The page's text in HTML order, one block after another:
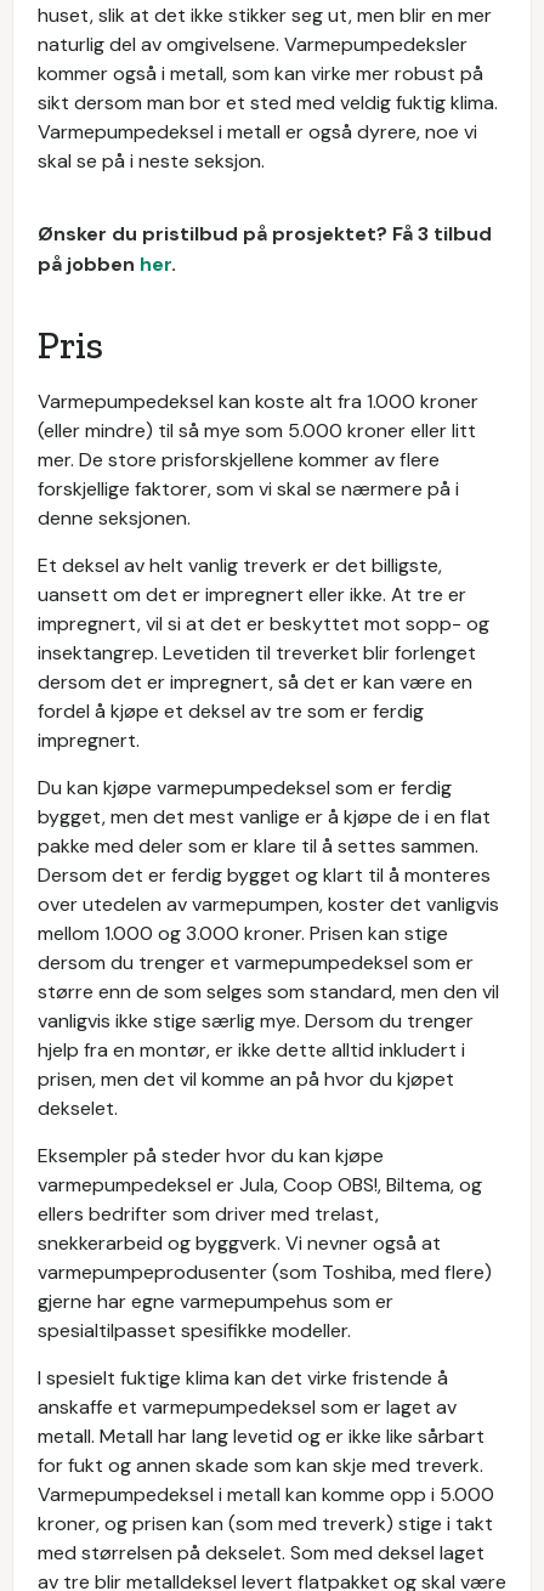
huset, slik at det ikke stikker seg ut, men blir en mer
naturlig del av omgivelsene. Varmepumpedeksler
kommer også i metall, som kan virke mer robust på
sikt dersom man bor et sted med veldig fuktig klima.
Varmepumpedeksel i metall er også dyrere, noe vi
skal se på i neste seksjon.
Ønsker du pristilbud på prosjektet? Få 3 tilbud
på jobben her.
Pris
Varmepumpedeksel kan koste alt fra 1.000 kroner
(eller mindre) til så mye som 5.000 kroner eller litt
mer. De store prisforskjellene kommer av flere
forskjellige faktorer, som vi skal se nærmere på i
denne seksjonen.
Et deksel av helt vanlig treverk er det billigste,
uansett om det er impregnert eller ikke. At tre er
impregnert, vil si at det er beskyttet mot sopp- og
insektangrep. Levetiden til treverket blir forlenget
dersom det er impregnert, så det er kan være en
fordel å kjøpe et deksel av tre som er ferdig
impregnert.
Du kan kjøpe varmepumpedeksel som er ferdig
bygget, men det mest vanlige er å kjøpe de i en flat
pakke med deler som er klare til å settes sammen.
Dersom det er ferdig bygget og klart til å monteres
over utedelen av varmepumpen, koster det vanligvis
mellom 1.000 og 3.000 kroner. Prisen kan stige
dersom du trenger et varmepumpedeksel som er
større enn de som selges som standard, men den vil
vanligvis ikke stige særlig mye. Dersom du trenger
hjelp fra en montør, er ikke dette alltid inkludert i
prisen, men det vil komme an på hvor du kjøpet
dekselet.
Eksempler på steder hvor du kan kjøpe
varmepumpedeksel er Jula, Coop OBS!, Biltema, og
ellers bedrifter som driver med trelast,
snekkerarbeid og byggverk. Vi nevner også at
varmepumpeprodusenter (som Toshiba, med flere)
gjerne har egne varmepumpehus som er
spesialtilpasset spesifikke modeller.
I spesielt fuktige klima kan det virke fristende å
anskaffe et varmepumpedeksel som er laget av
metall. Metall har lang levetid og er ikke like sårbart
for fukt og annen skade som kan skje med treverk.
Varmepumpedeksel i metall kan komme opp i 5.000
kroner, og prisen kan (som med treverk) stige i takt
med størrelsen på dekselet. Som med deksel laget
av tre blir metalldeksel levert flatpakket og skal være